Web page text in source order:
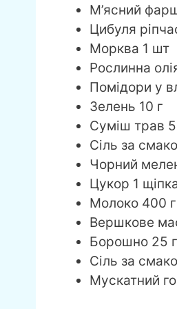
М’ясний
Цибуля
Морква 1 шт
Рослинна
Помідори у
Зелень 10 г
Суміш трав 5
Сіль за
Чорний
Цукор 1
Молоко 400 г
Вершкове
Борошно 25 г
Сіль за
Мускатний